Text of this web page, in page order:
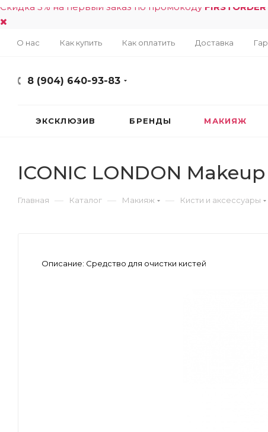
Скидка 5% на первый заказ по промокоду FIRSTORDER
О нас Как купить Как оплатить Доставка
8 (904) 640-93-83
ЭКСКЛЮЗИВ БРЕНДЫ МАКИЯЖ
ICONIC LONDON
Главная — Каталог — Макияж — Кисти и аксессуары
Описание: Средство для очистки кистей